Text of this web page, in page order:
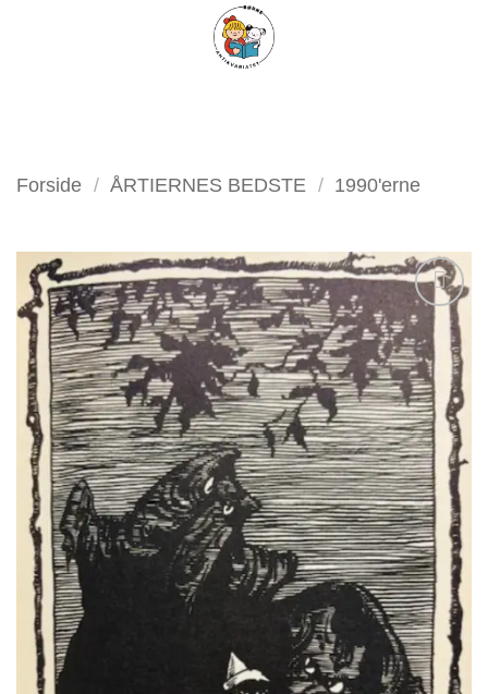
FILTER
Forside / ÅRTIERNES BEDSTE / 1990'erne
Tilføj
som
favorit